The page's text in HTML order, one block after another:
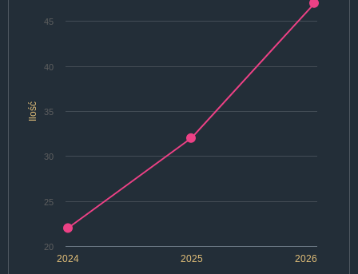
Ilość
2024 2025 2026
20
25
30
35
40
45